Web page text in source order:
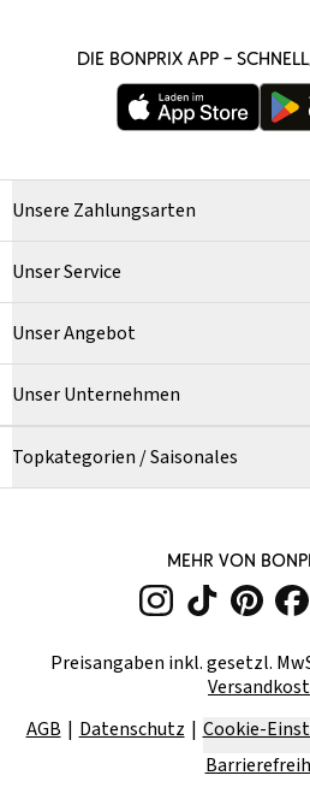
DIE BONPRIX APP –
Unsere Zahlungsarten
Unser Service
Unser Angebot
Unser Unternehmen
Topkategorien / Saisonales
MEHR VON
Preisangaben inkl. gesetzl.
AGB
Datenschutz Cookie-